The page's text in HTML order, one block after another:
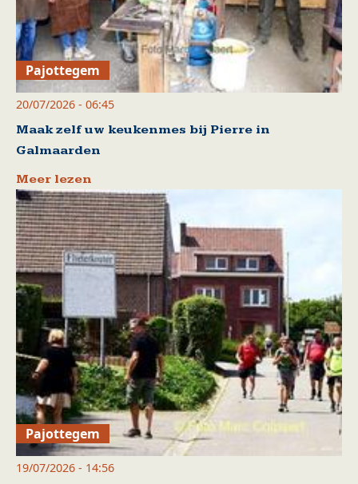
Pajottegem
20/07/2026 - 06:45
Maak zelf uw keukenmes bij Pierre in
Galmaarden
Meer lezen
Pajottegem
19/07/2026 - 14:56